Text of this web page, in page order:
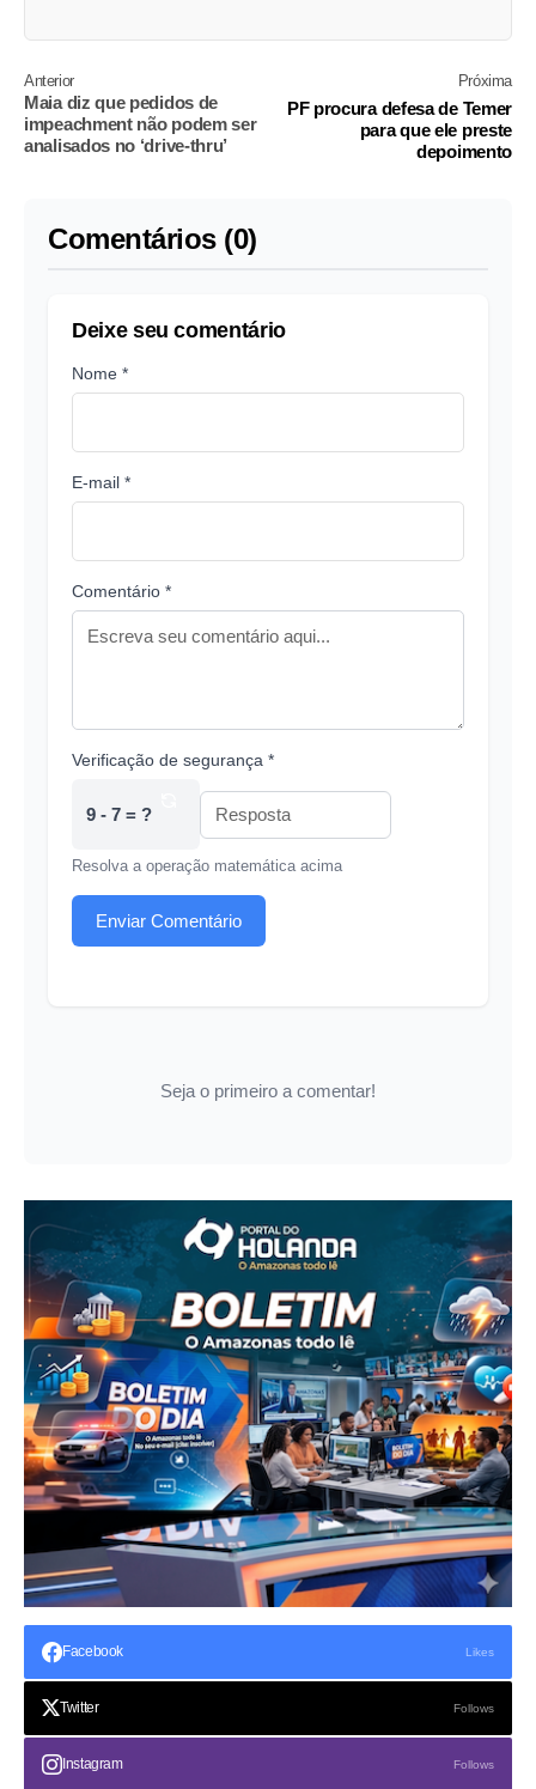
Anterior
Maia diz que pedidos de
impeachment não podem ser
analisados no ‘drive-thru’
Próxima
PF procura defesa de Temer
para que ele preste
depoimento
Comentários (0)
Deixe seu comentário
Nome *
E-mail *
Comentário *
Verificação de segurança *
9 - 7 = ?
Resolva a operação matemática acima
Enviar Comentário
Seja o primeiro a comentar!
Facebook Likes
Twitter Follows
Instagram Follows